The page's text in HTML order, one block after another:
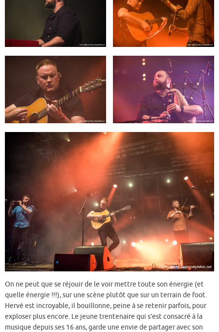
On ne peut que se réjouir de le voir mettre toute son énergie (et
quelle énergie !!!), sur une scène plutôt que sur un terrain de foot.
Hervé est incroyable, il bouillonne, peine à se retenir parfois, pour
exploser plus encore. Le jeune trentenaire qui s’est consacré à la
musique depuis ses 16 ans, garde une envie de partager avec son